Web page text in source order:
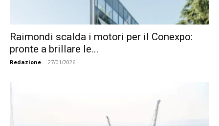
Raimondi scalda i motori per il Conexpo:
pronte a brillare le...
Redazione - 27/01/2026